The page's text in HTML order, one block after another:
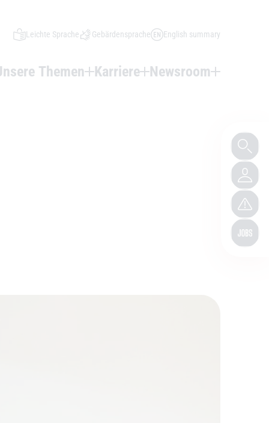
Leichte Sprache Gebärdensprache English summary
Themen Karriere Newsroom